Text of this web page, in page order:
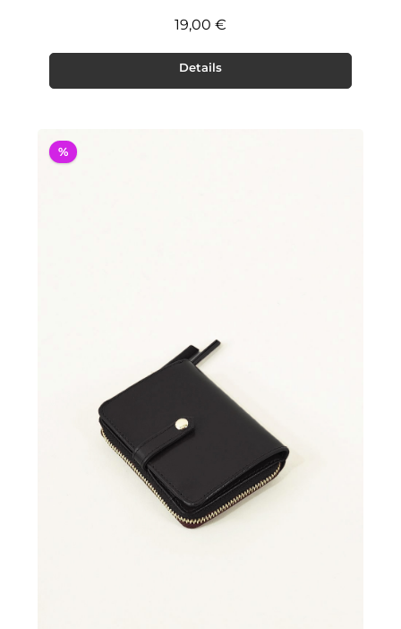
Regulärer Preis:
19,00 €
Details
%